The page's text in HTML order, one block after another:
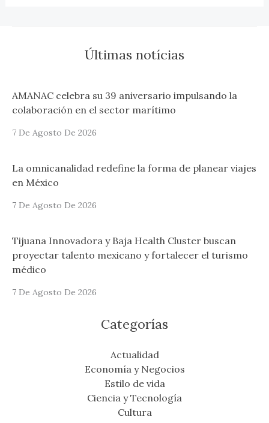
Últimas notícias
AMANAC celebra su 39 aniversario impulsando la
colaboración en el sector marítimo
7 De Agosto De 2026
La omnicanalidad redefine la forma de planear viajes
en México
7 De Agosto De 2026
Tijuana Innovadora y Baja Health Cluster buscan
proyectar talento mexicano y fortalecer el turismo
médico
7 De Agosto De 2026
Categorías
Actualidad
Economía y Negocios
Estilo de vida
Ciencia y Tecnología
Cultura